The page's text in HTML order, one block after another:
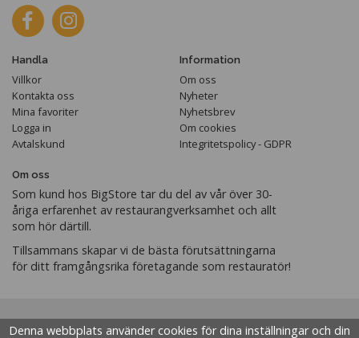
Handla
Villkor
Kontakta oss
Mina favoriter
Logga in
Avtalskund
Information
Om oss
Nyheter
Nyhetsbrev
Om cookies
Integritetspolicy - GDPR
Om oss
Som kund hos BigStore tar du del av vår över 30-
åriga erfarenhet av restaurangverksamhet och allt
som hör därtill.
Tillsammans skapar vi de bästa förutsättningarna
för ditt framgångsrika företagande som restauratör!
Denna webbplats använder cookies för dina inställningar och din